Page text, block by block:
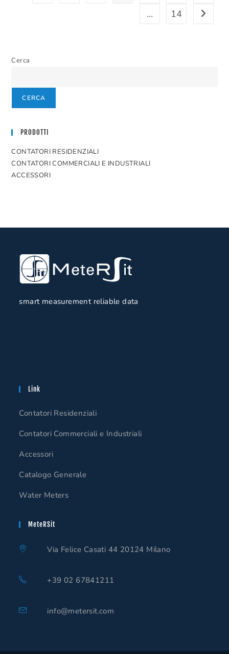
…
14 Vai alla
Cerca
CERCA
PRODOTTI
CONTATORI RESIDENZIALI
CONTATORI COMMERCIALI E INDUSTRIALI
ACCESSORI
smart measurement reliable data
Link
Contatori Residenziali
Contatori Commerciali e Industriali
Accessori
Catalogo Generale
Water Meters
MeteRSit
Via Felice Casati 44 20124 Milano
+39 02 67841211
your
info@metersit.com